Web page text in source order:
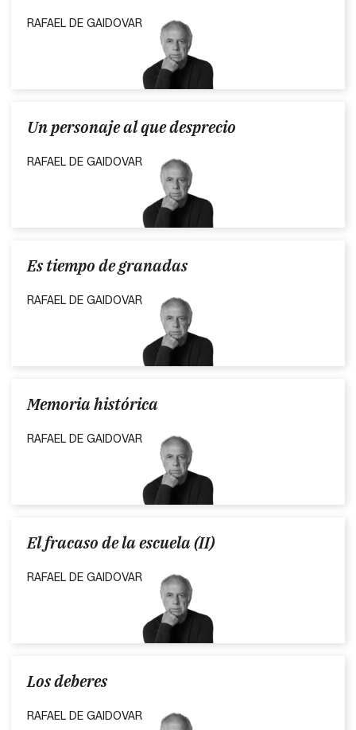
RAFAEL DE GAIDOVAR
Un personaje al que desprecio
RAFAEL DE GAIDOVAR
Es tiempo de granadas
RAFAEL DE GAIDOVAR
Memoria histórica
RAFAEL DE GAIDOVAR
El fracaso de la escuela (II)
RAFAEL DE GAIDOVAR
Los deberes
RAFAEL DE GAIDOVAR